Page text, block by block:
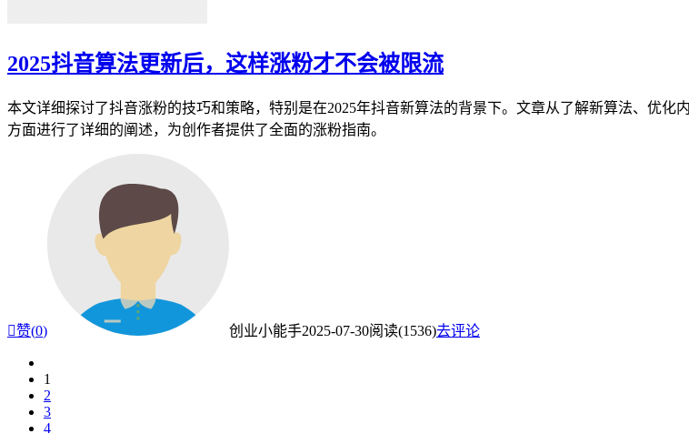
2025抖音算法更新后，这样涨粉才不会被限流
本文详细探讨了抖音涨粉的技巧和策略，特别是在2025年抖音新算法的背景下。文章从了解新算法、优
方面进行了详细的阐述，为创作者提供了全面的涨粉指南。
赞(0) 创业小能手2025-07-30阅读(1536)去评论
1
2
3
4